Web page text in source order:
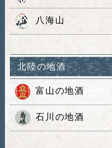
八海山
北陸の地酒
富山の地酒
石川の地酒